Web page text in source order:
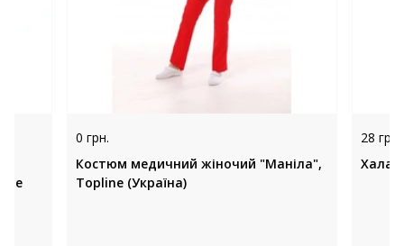
0 грн.
Костюм медичний жіночий "Маніла",
Topline (Україна)
28 грн.